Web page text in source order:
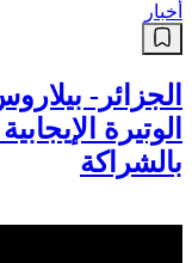
أخبار
الجزائر-
الوتيرة
بالشراكة